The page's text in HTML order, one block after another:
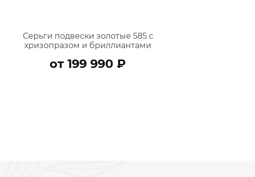
Серьги подвески золотые 585 с
хризопразом и бриллиантами
от 199 990 ₽